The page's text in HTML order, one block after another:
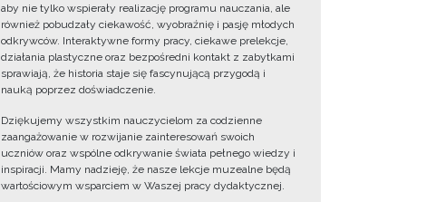
aby nie tylko wspierały realizację programu nauczania, ale
również pobudzały ciekawość, wyobraźnię i pasję młodych
odkrywców. Interaktywne formy pracy, ciekawe prelekcje,
działania plastyczne oraz bezpośredni kontakt z zabytkami
sprawiają, że historia staje się fascynującą przygodą i
nauką poprzez doświadczenie.
Dziękujemy wszystkim nauczycielom za codzienne
zaangażowanie w rozwijanie zainteresowań swoich
uczniów oraz wspólne odkrywanie świata pełnego wiedzy i
inspiracji. Mamy nadzieję, że nasze lekcje muzealne będą
wartościowym wsparciem w Waszej pracy dydaktycznej.